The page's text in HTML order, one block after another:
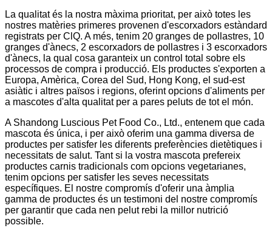
La qualitat és la nostra màxima prioritat, per això totes les
nostres matèries primeres provenen d'escorxadors estàndard
registrats per ClQ. A més, tenim 20 granges de pollastres, 10
granges d'ànecs, 2 escorxadors de pollastres i 3 escorxadors
d'ànecs, la qual cosa garanteix un control total sobre els
processos de compra i producció. Els productes s'exporten a
Europa, Amèrica, Corea del Sud, Hong Kong, el sud-est
asiàtic i altres països i regions, oferint opcions d'aliments per
a mascotes d'alta qualitat per a pares peluts de tot el món.
A Shandong Luscious Pet Food Co., Ltd., entenem que cada
mascota és única, i per això oferim una gamma diversa de
productes per satisfer les diferents preferències dietètiques i
necessitats de salut. Tant si la vostra mascota prefereix
productes carnis tradicionals com opcions vegetarianes,
tenim opcions per satisfer les seves necessitats
específiques. El nostre compromís d'oferir una àmplia
gamma de productes és un testimoni del nostre compromís
per garantir que cada nen pelut rebi la millor nutrició
possible.